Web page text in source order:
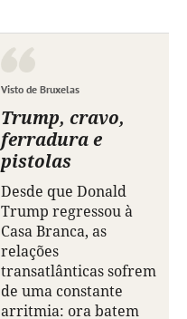
Visto de Bruxelas
Trump, cravo,
ferradura e
pistolas
Desde que Donald
Trump regressou à
Casa Branca, as
relações
transatlânticas sofrem
de uma constante
arritmia: ora batem